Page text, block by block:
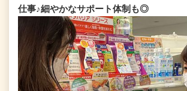
仕事♪細やかなサポート体制も◎